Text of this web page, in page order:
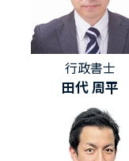
行政書士
田代 周平